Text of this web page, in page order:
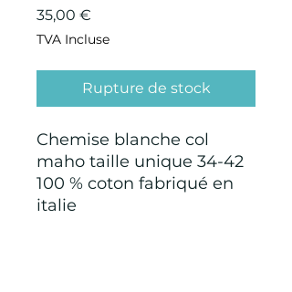
35,00 €
TVA Incluse
Rupture de stock
Chemise blanche col
maho taille unique 34-42
100 % coton fabriqué en
italie